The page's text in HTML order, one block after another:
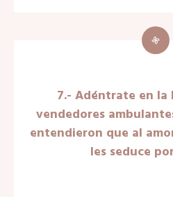
7.- Adéntrate en
vendedores
entendieron que al
les seduce